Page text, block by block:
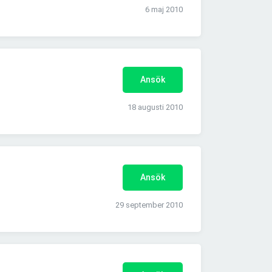
6 maj 2010
Ansök
18 augusti 2010
Ansök
29 september 2010